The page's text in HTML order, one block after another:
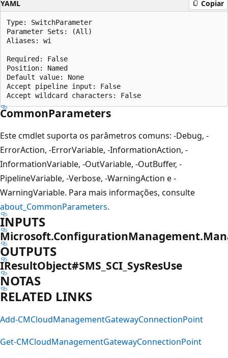
YAML Copiar
Type: SwitchParameter
Parameter Sets: (All)
Aliases: wi
Required: False
Position: Named
Default value: None
Accept pipeline input: False
CommonParameters
Este cmdlet suporta os parâmetros comuns: -Debug, -
ErrorAction, -ErrorVariable, -InformationAction, -
InformationVariable, -OutVariable, -OutBuffer, -
PipelineVariable, -Verbose, -WarningAction e -
WarningVariable. Para mais informações, consulte
about_CommonParameters.
INPUTS
OUTPUTS
IResultObject#SMS_SCI_SysResUse
NOTAS
RELATED LINKS
Add-CMCloudManagementGatewayConnectionPoint
Get-CMCloudManagementGatewayConnectionPoint